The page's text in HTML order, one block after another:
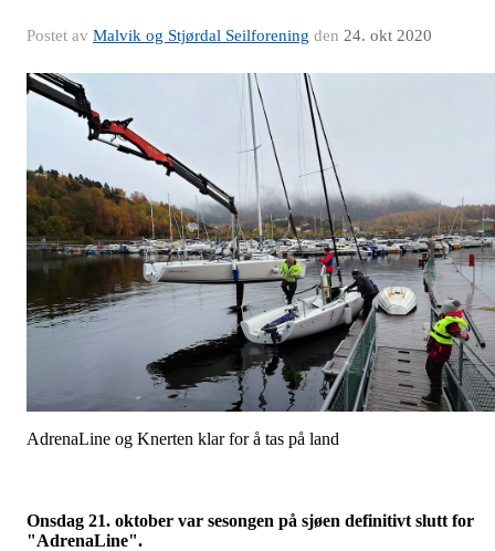
Postet av Malvik og Stjørdal Seilforening den 24. okt 2020
AdrenaLine og Knerten klar for å tas på land
Onsdag 21. oktober var sesongen på sjøen definitivt slutt for
"AdrenaLine".